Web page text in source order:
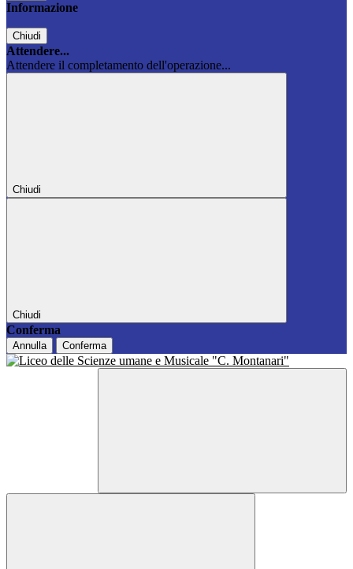
Informazione
Chiudi
Attendere...
Attendere il completamento dell'operazione...
Chiudi
Chiudi
Conferma
Annulla Conferma